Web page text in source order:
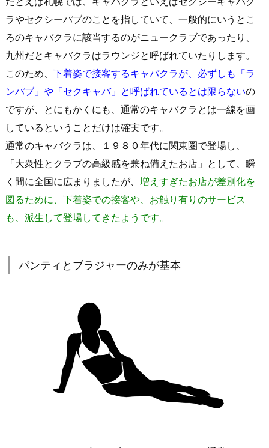
ラやセクシーパブのことを指していて、一般的にいうとこ
ろのキャバクラに該当するのがニュークラブであったり、
九州だとキャバクラはラウンジと呼ばれていたりします。
このため、 下着姿で接客するキャバクラが、必ずしも「ラ
ンパブ」や「セクキャバ」と呼ばれているとは限らないの
ですが、とにもかくにも、通常のキャバクラとは一線を画
しているということだけは確実です。
通常のキャバクラは、１９８０年代に関東圏で登場し、
「大衆性とクラブの高級感を兼ね備えたお店」として、瞬
く間に全国に広まりましたが、 増えすぎたお店が差別化を
図るために、下着姿での接客や、お触り有りのサービス
も、派生して登場してきたようです。
パンティとブラジャーのみが基本